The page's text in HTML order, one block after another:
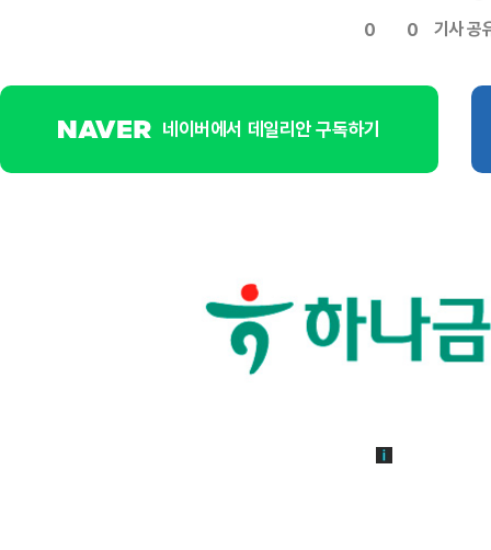
0 0 기사 공
네이버에서 데일리안 구독하기